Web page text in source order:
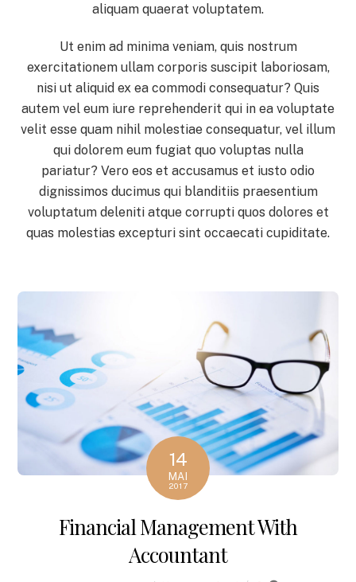
aliquam quaerat voluptatem.
Ut enim ad minima veniam, quis nostrum
exercitationem ullam corporis suscipit laboriosam,
nisi ut aliquid ex ea commodi consequatur? Quis
autem vel eum iure reprehenderit qui in ea voluptate
velit esse quam nihil molestiae consequatur, vel illum
qui dolorem eum fugiat quo voluptas nulla
pariatur? Vero eos et accusamus et iusto odio
dignissimos ducimus qui blanditiis praesentium
voluptatum deleniti atque corrupti quos dolores et
quas molestias excepturi sint occaecati cupiditate.
14
MAI
2017
Financial Management With
Accountant